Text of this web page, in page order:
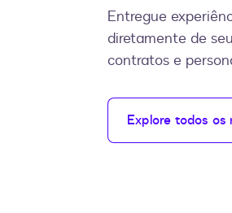
Entregue
diretamente de
contratos e
Explore todos